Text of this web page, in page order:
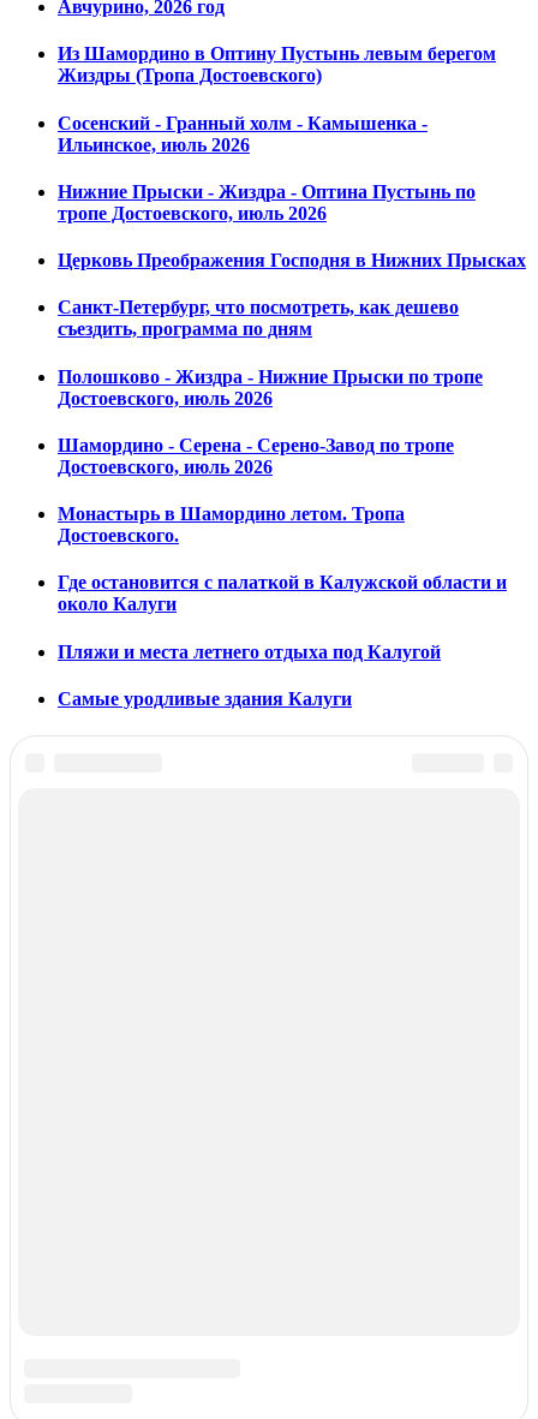
Авчурино, 2026 год
Из Шамордино в Оптину Пустынь левым берегом
Жиздры (Тропа Достоевского)
Сосенский - Гранный холм - Камышенка -
Ильинское, июль 2026
Нижние Прыски - Жиздра - Оптина Пустынь по
тропе Достоевского, июль 2026
Церковь Преображения Господня в Нижних Прысках
Санкт-Петербург, что посмотреть, как дешево
съездить, программа по дням
Полошково - Жиздра - Нижние Прыски по тропе
Достоевского, июль 2026
Шамордино - Серена - Серено-Завод по тропе
Достоевского, июль 2026
Монастырь в Шамордино летом. Тропа
Достоевского.
Где остановится с палаткой в Калужской области и
около Калуги
Пляжи и места летнего отдыха под Калугой
Самые уродливые здания Калуги